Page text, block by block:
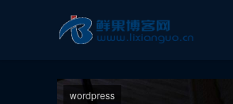
wordpress